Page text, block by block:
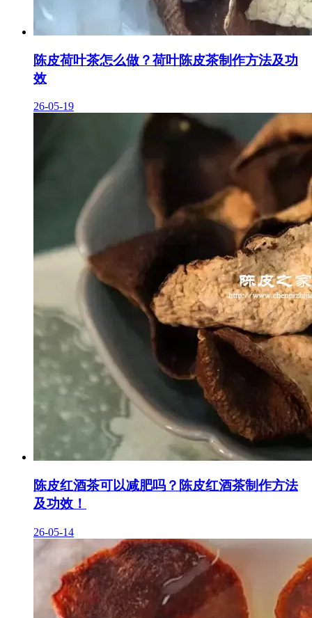
陈皮荷叶茶怎么做？荷叶陈皮茶制作方法及功
效
26-05-19
陈皮红酒茶可以减肥吗？陈皮红酒茶制作方法
及功效！
26-05-14